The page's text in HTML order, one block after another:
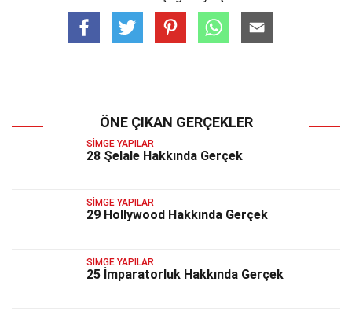
ÖNE ÇIKAN GERÇEKLER
SIMGE YAPILAR
28 Şelale Hakkında Gerçek
SIMGE YAPILAR
29 Hollywood Hakkında Gerçek
SIMGE YAPILAR
25 İmparatorluk Hakkında Gerçek